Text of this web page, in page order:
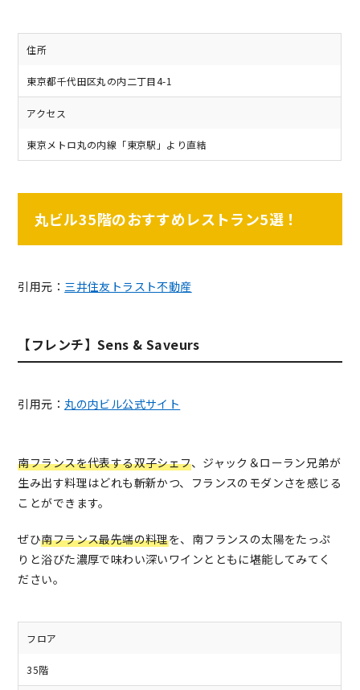
住所
東京都千代田区丸の内二丁目4-1
アクセス
東京メトロ丸の内線「東京駅」より直結
丸ビル35階のおすすめレストラン5選！
引用元：三井住友トラスト不動産
【フレンチ】Sens & Saveurs
引用元： 丸の内ビル公式サイト
南フランスを代表する双子シェフ、ジャック＆ローラン兄弟が
生み出す料理はどれも斬新かつ、フランスのモダンさを感じる
ことができます。
ぜひ南フランス最先端の料理を、南フランスの太陽をたっぷ
りと浴びた濃厚で味わい深いワインとともに堪能してみてく
ださい。
フロア
35階